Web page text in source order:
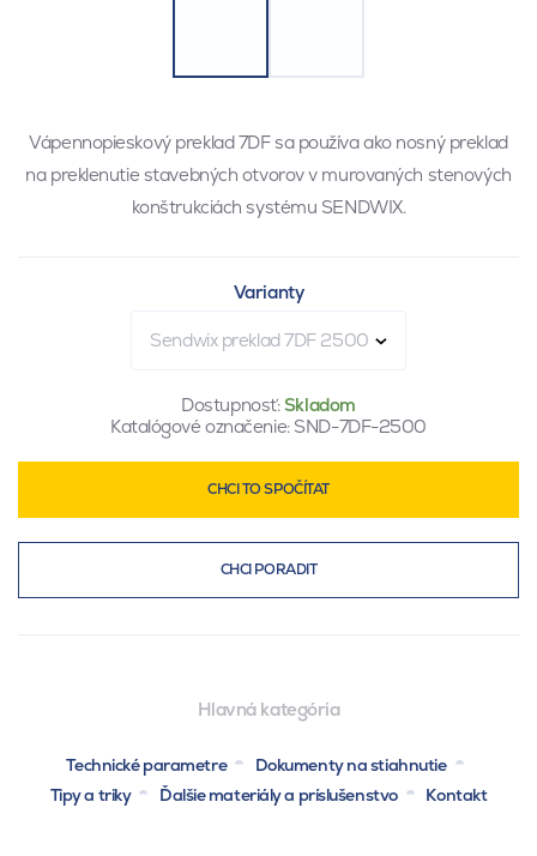
Vápennopieskový preklad 7DF sa používa ako nosný preklad
na preklenutie stavebných otvorov v murovaných stenových
konštrukciách systému SENDWIX.
Varianty
Sendwix preklad 7DF 2500
Dostupnosť:Skladom
Katalógové označenie: SND-7DF-2500
CHCI TO SPOČÍTAT
CHCI PORADIT
Hlavná kategória
Technické parametre
Dokumenty na stiahnutie
Tipy a triky
Ďalšie materiály a príslušenstvo Kontakt